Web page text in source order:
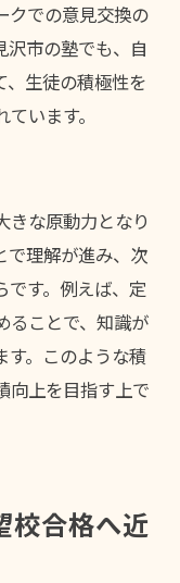
クでの意見交換の
沢市の塾でも、自
、生徒の積極性を
います。
きな原動力となり
で理解が進み、次
です。例えば、定
ることで、知識が
す。このような積
向上を目指す上で
校合格へ近